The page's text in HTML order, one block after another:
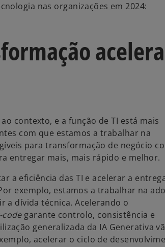
nas organizações em 2024:
contexto, e a função de TI está mais
com que estamos a trabalhar na
para transformação de negócio
entregar mais, mais rápido e melhor.
a eficiência das TI e acelerar a
exemplo, estamos a trabalhar na
dívida técnica. Acelerando o
codegarante controlo, consistência e
generalizada da IA Generativa
acelerar o ciclo de